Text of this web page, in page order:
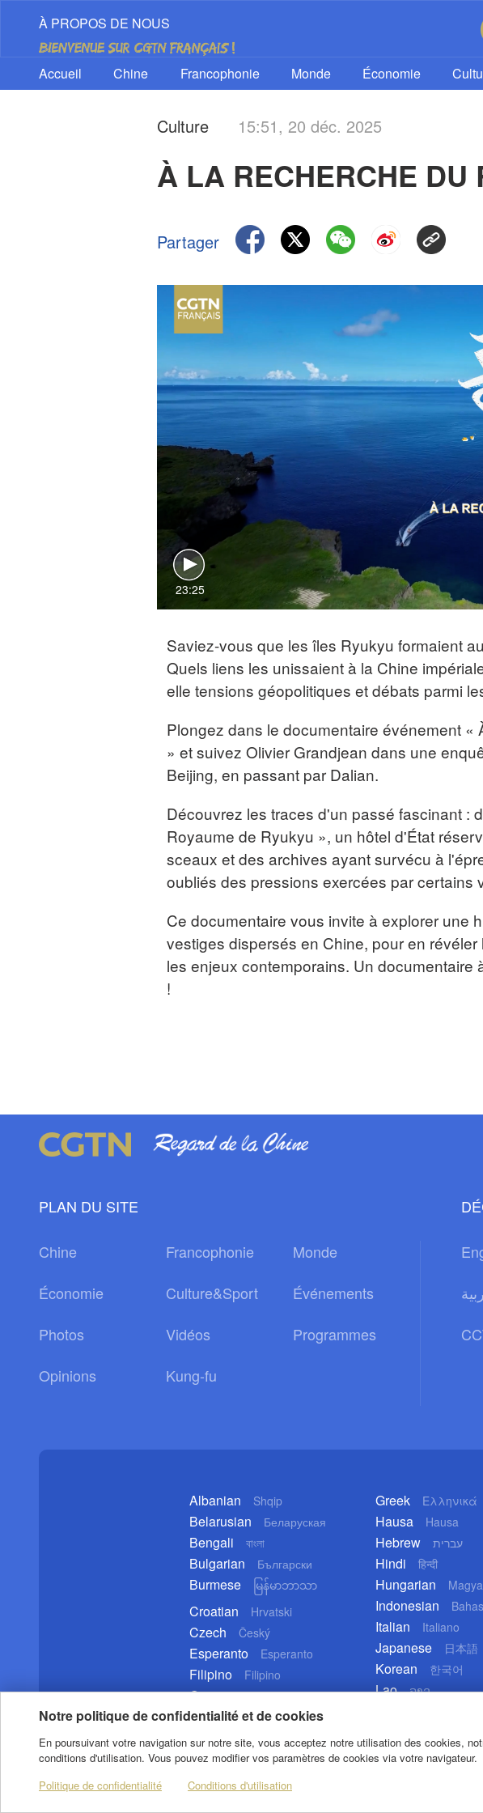
À PROPOS DE NOUS
Accueil Chine Francophonie Monde Économie
Culture 15:51, 20 déc. 2025
À LA RECHERCHE DU
Partager
23:25
Saviez-vous que les îles Ryukyu formaient
Quels liens les unissaient à la Chine
elle tensions géopolitiques et débats parmi
Plongez dans le documentaire événement
» et suivez Olivier Grandjean dans une
Beijing, en passant par Dalian.
Découvrez les traces d'un passé fascinant :
Royaume de Ryukyu », un hôtel d'État
sceaux et des archives ayant survécu à
oubliés des pressions exercées par certains
Ce documentaire vous invite à explorer une
vestiges dispersés en Chine, pour en
les enjeux contemporains. Un
!
PLAN DU SITE
Chine Francophonie
Monde
Économie
Culture&Sport
Événements
Photos
Vidéos
Programmes
Opinions
Kung-fu
Albanian Shqip
Belarusian Беларуская
Bengali বাংলা
Bulgarian Български
Burmese မြန်မာဘာသာ
Croatian Hrvatski
Czech Český
Esperanto Esperanto
Filipino Filipino
German Deutsch
Greek Ελληνικά
Hausa Hausa
Hebrew עברית
Hindi हिन्दी
Hungarian
Indonesian
Italian Italiano
Japanese 日本語
Korean 한국어
Lao ລາວ
Copyright © 2020 CGTN. Beijing ICP prepared NO.16065310-3
Notre politique de confidentialité et de cookies
En poursuivant votre navigation sur notre site, vous acceptez notre utilisation des cookies,
conditions d'utilisation. Vous pouvez modifier vos paramètres de cookies via votre navigateur.
Politique de confidentialité
Conditions d'utilisation